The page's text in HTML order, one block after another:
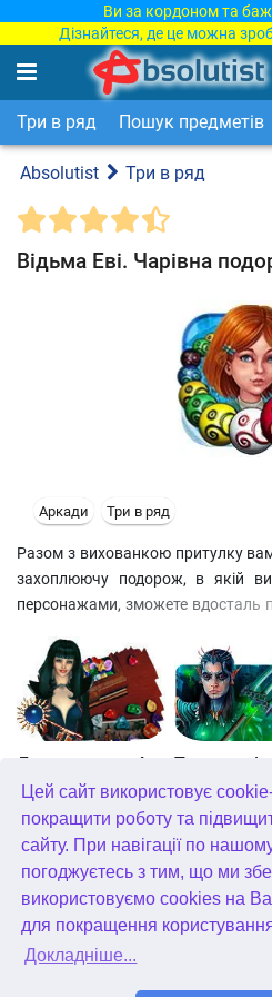
Цей сайт використовує
покращити роботу та
сайту. При навігації по
погоджуєтесь з тим, що ми
використовуємо cookies на
для покращення
Докладніше...
Ви за кордоном та
Дізнайтеся, де це можна
Три в ряд Пошук предметів
Absolutist Три в ряд
Відьма Еві. Чарівна
Аркади Три в ряд
Разом з вихованкою притулку
захоплюючу подорож, в якій ви
персонажами, зможете вдосталь
кольору, завдавайте поразки
стежити за рівнем власного
обов'язково стане в нагоді, адже
і короля розчаровувати!
Джевел матч 4
Зберігач рун